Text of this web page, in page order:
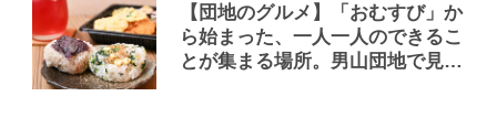
【団地のグルメ】「おむすび」か
ら始まった、一人一人のできるこ
とが集まる場所。男山団地で見つ